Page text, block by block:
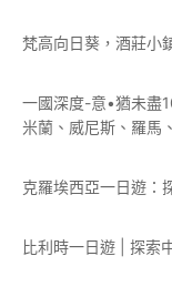
梵高向日葵，酒莊小
一國深度-意•猶未盡
米蘭、威尼斯、羅馬
克羅埃西亞一日遊：
比利時一日遊 | 探索